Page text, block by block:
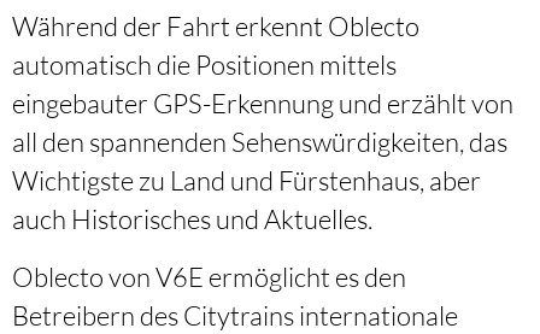
Während der Fahrt erkennt Oblecto
automatisch die Positionen mittels
eingebauter GPS-Erkennung und erzählt von
all den spannenden Sehenswürdigkeiten, das
Wichtigste zu Land und Fürstenhaus, aber
auch Historisches und Aktuelles.
Oblecto von V6E ermöglicht es den
Betreibern des Citytrains internationale